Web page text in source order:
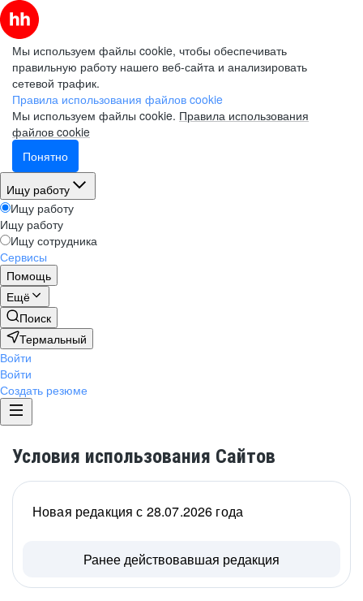
Мы используем файлы cookie, чтобы обеспечивать
правильную работу нашего веб-сайта и анализировать
сетевой трафик.
Правила использования файлов cookie
Мы используем файлы cookie. Правила использования
файлов cookie
Понятно
Ищу работу
Ищу работу
Ищу работу
Ищу сотрудника
Сервисы
Помощь
Ещё
Поиск
Термальный
Войти
Войти
Создать резюме
Условия использования Сайтов
Новая редакция с 28.07.2026 года
Ранее действовавшая редакция